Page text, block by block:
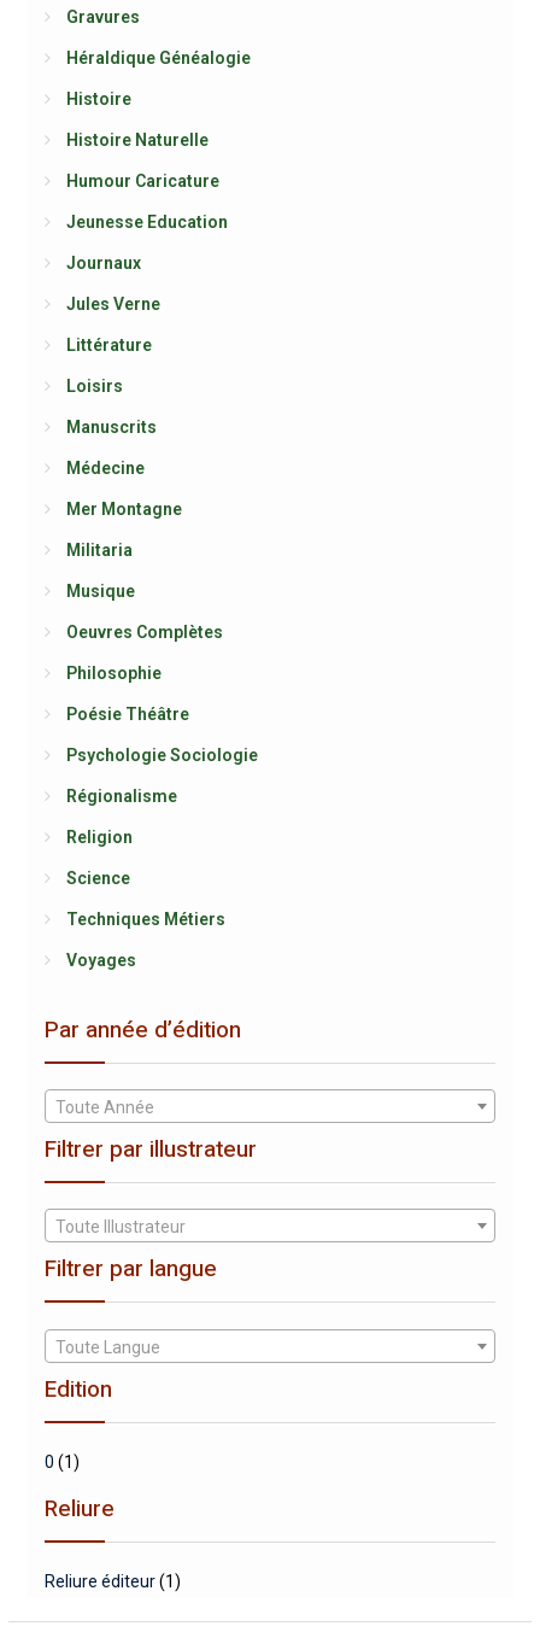
Gravures
Héraldique Généalogie
Histoire
Histoire Naturelle
Humour Caricature
Jeunesse Education
Journaux
Jules Verne
Littérature
Loisirs
Manuscrits
Médecine
Mer Montagne
Militaria
Musique
Oeuvres Complètes
Philosophie
Poésie Théâtre
Psychologie Sociologie
Régionalisme
Religion
Science
Techniques Métiers
Voyages
Par année d’édition
Toute Année
Filtrer par illustrateur
Toute Illustrateur
Filtrer par langue
Toute Langue
Edition
0 (1)
Reliure
Reliure éditeur (1)